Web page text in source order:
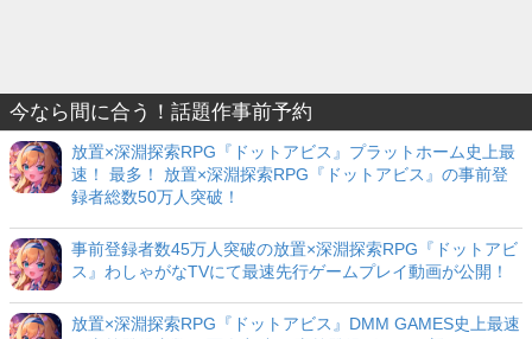
今なら間に合う！話題作事前予約
放置×深淵探索RPG『ドットアビス』プラットホーム史上最
速！ 最多！ 放置×深淵探索RPG『ドットアビス』の事前登
録者総数50万人突破！
事前登録者数45万人突破の放置×深淵探索RPG『ドットアビ
ス』わしゃがなTVにて最速先行ゲームプレイ動画が公開！
放置×深淵探索RPG『ドットアビス』DMM GAMES史上最速